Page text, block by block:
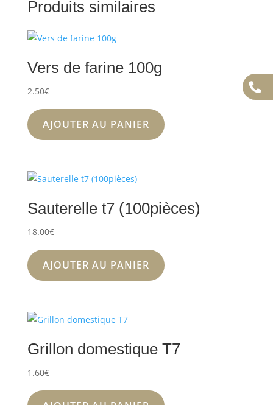
Produits similaires
Vers de farine 100g
2.50€
AJOUTER AU PANIER
Sauterelle t7 (100pièces)
18.00€
AJOUTER AU PANIER
Grillon domestique T7
1.60€